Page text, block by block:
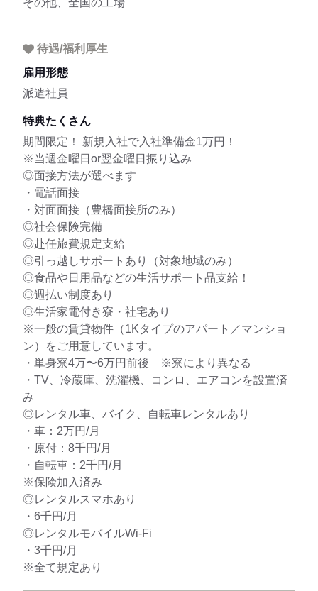
その他、全国の工場
待遇/福利厚生
雇用形態
派遣社員
特典たくさん
期間限定！ 新規入社で入社準備金1万円！
※当週金曜日or翌金曜日振り込み
◎面接方法が選べます
・電話面接
・対面面接（豊橋面接所のみ）
◎社会保険完備
◎赴任旅費規定支給
◎引っ越しサポートあり（対象地域のみ）
◎食品や日用品などの生活サポート品支給！
◎週払い制度あり
◎生活家電付き寮・社宅あり
※一般の賃貸物件（1Kタイプのアパート／マンショ
ン）をご用意しています。
・単身寮4万〜6万円前後 ※寮により異なる
・TV、冷蔵庫、洗濯機、コンロ、エアコンを設置済
み
◎レンタル車、バイク、自転車レンタルあり
・車：2万円/月
・原付：8千円/月
・自転車：2千円/月
※保険加入済み
◎レンタルスマホあり
・6千円/月
◎レンタルモバイルWi-Fi
・3千円/月
※全て規定あり